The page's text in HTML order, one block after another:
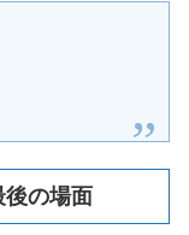
後の場面